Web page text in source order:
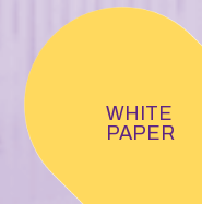
WHITE
PAPER